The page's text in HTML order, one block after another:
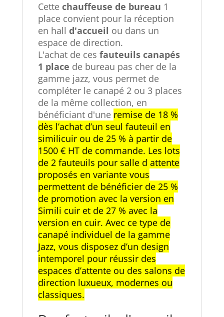
Cette chauffeuse de bureau 1
place convient pour la réception
en hall d'accueil ou dans un
espace de direction.
L'achat de ces fauteuils canapés
1 place de bureau pas cher de la
gamme jazz, vous permet de
compléter le canapé 2 ou 3 places
de la même collection, en
bénéficiant d'une remise de 18 %
dès l’achat d’un seul fauteuil en
similicuir ou de 25 % à partir de
1500 € HT de commande. Les lots
de 2 fauteuils pour salle d attente
proposés en variante vous
permettent de bénéficier de 25 %
de promotion avec la version en
Simili cuir et de 27 % avec la
version en cuir. Avec ce type de
canapé individuel de la gamme
Jazz, vous disposez d’un design
intemporel pour réussir des
espaces d’attente ou des salons de
direction luxueux, modernes ou
classiques.